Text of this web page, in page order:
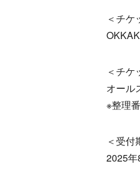
＜チケ
＜チケ
オール
※整理
＜受付
2025